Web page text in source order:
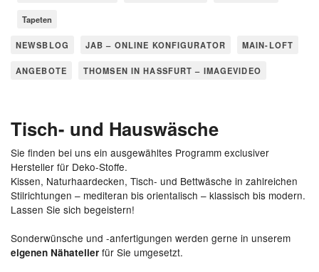
Tapeten
NEWSBLOG JAB – ONLINE KONFIGURATOR MAIN-LOFT
ANGEBOTE THOMSEN IN HASSFURT – IMAGEVIDEO
Tisch- und Hauswäsche
Sie finden bei uns ein ausgewähltes Programm exclusiver
Hersteller für Deko-Stoffe.
Kissen, Naturhaardecken, Tisch- und Bettwäsche in zahlreichen
Stilrichtungen – mediteran bis orientalisch – klassisch bis modern.
Lassen Sie sich begeistern!
Sonderwünsche und -anfertigungen werden gerne in unserem
eigenen Nähatelier für Sie umgesetzt.